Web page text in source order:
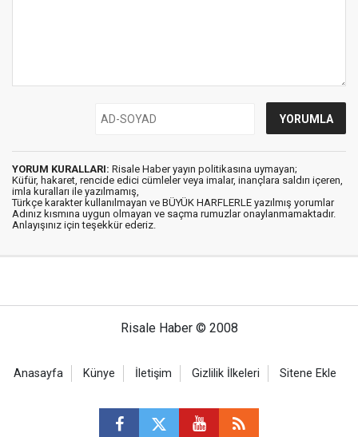
YORUM KURALLARI: Risale Haber yayın politikasına uymayan;
Küfür, hakaret, rencide edici cümleler veya imalar, inançlara saldırı içeren,
imla kuralları ile yazılmamış,
Türkçe karakter kullanılmayan ve BÜYÜK HARFLERLE yazılmış yorumlar
Adınız kısmına uygun olmayan ve saçma rumuzlar onaylanmamaktadır.
Anlayışınız için teşekkür ederiz.
Risale Haber © 2008
Anasayfa Künye İletişim Gizlilik İlkeleri Sitene Ekle